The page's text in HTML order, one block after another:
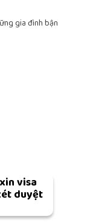
gia đình bận
visa
duyệt